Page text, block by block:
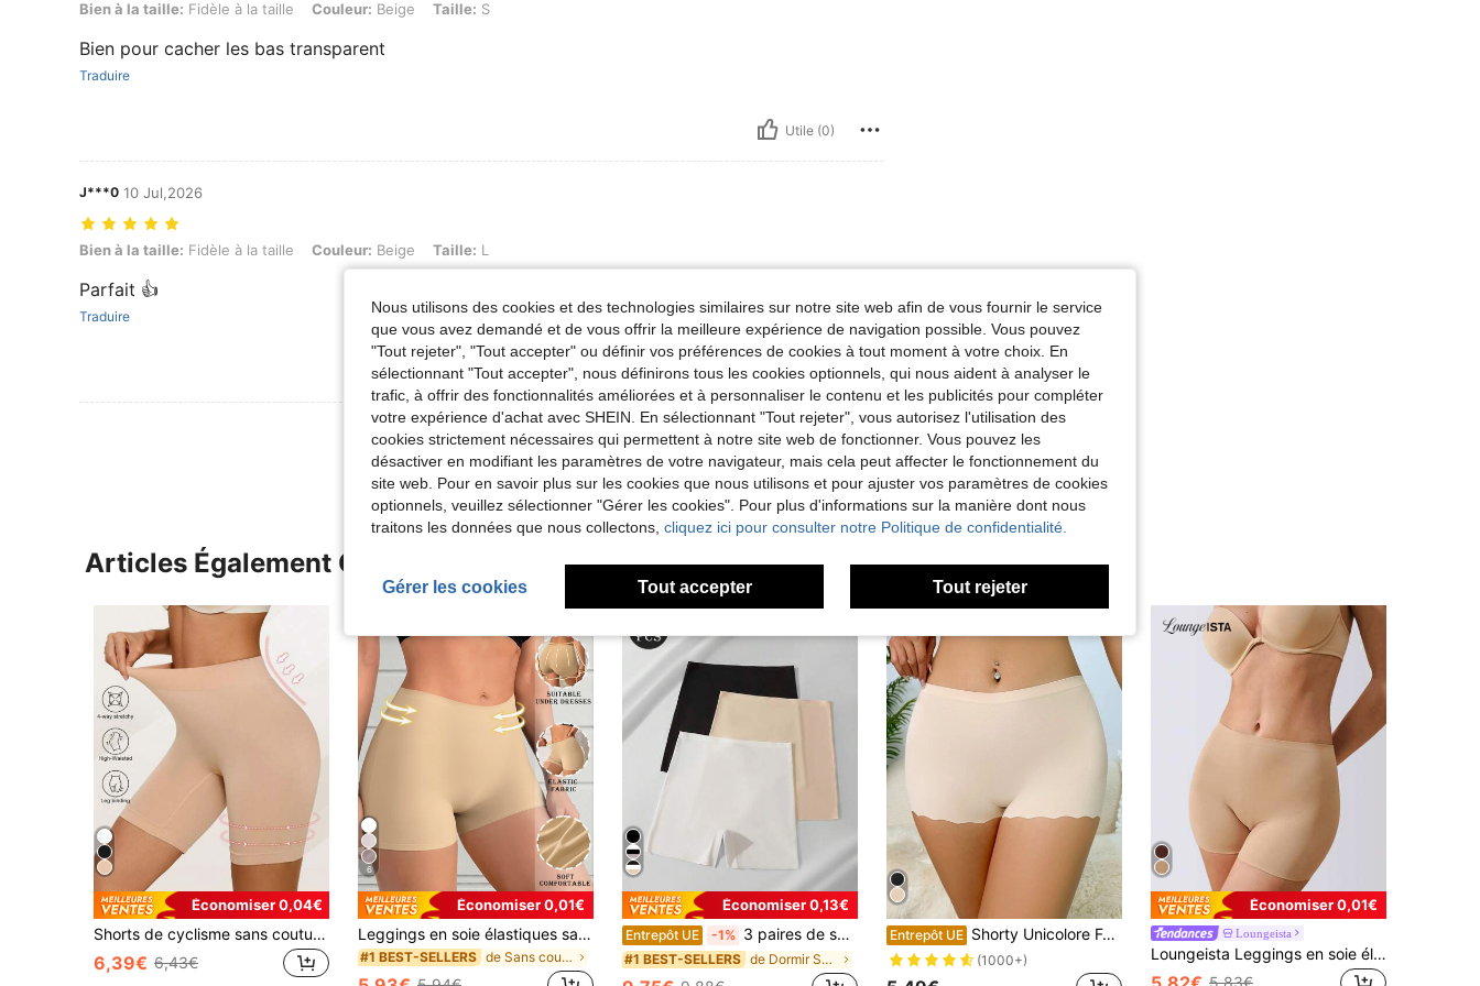
Bien à la taille: Fidèle à la taille, Couleur: Beige, Taille: S
Bien à la taille: Fidèle à la taille Couleur: Beige Taille: S
Bien pour cacher les bas transparent
Traduire
Utile (0)
J***0 10 Jul,2026
Bien à la taille: Fidèle à la taille, Couleur: Beige, Taille: L
Bien à la taille: Fidèle à la taille Couleur: Beige Taille: L
Parfait 👍
Traduire
Utile (0)
Voir Plus D'avis
Articles Également Consultés
Économiser 0,04€
Shorts de cyclisme sans couture à taille mi-haute avec contrôle du ventre pour fille, longueur genou, anti-frottement, confort toute la journée
6,39€ 6,43€
6
Économiser 0,01€
Leggings en soie élastiques sans couture pour femmes, sous-vêtements sans glissement confortables sans couture pour femmes, culottes pour femmes
#1 BEST-SELLERS de Sans couture Shortys pour femmes
Économiser 0,13€
Entrepôt UE -1% 3 paires de shorts en soie simples et unicolore pour femmes, empêchant les flashs, avec bord anti-roulement, taille haute, sans couture et confortables, confort toute la journée
#1 BEST-SELLERS de Dormir Shortys pour femmes
Entrepôt UE Shorty Unicolore Festonné
(1000+)
Économiser 0,01€
Loungeista
Loungeista Leggings en soie élastiques sans couture pour femmes, sous-vêtements sans glissement confortables sans couture pour femmes, culottes pour femmes
5,83€
Nous utilisons des cookies et des technologies similaires sur notre site web afin de vous fournir le service
que vous avez demandé et de vous offrir la meilleure expérience de navigation possible. Vous pouvez
"Tout rejeter", "Tout accepter" ou définir vos préférences de cookies à tout moment à votre choix. En
sélectionnant "Tout accepter", nous définirons tous les cookies optionnels, qui nous aident à analyser le
trafic, à offrir des fonctionnalités améliorées et à personnaliser le contenu et les publicités pour compléter
votre expérience d'achat avec SHEIN. En sélectionnant "Tout rejeter", vous autorisez l'utilisation des
cookies strictement nécessaires qui permettent à notre site web de fonctionner. Vous pouvez les
désactiver en modifiant les paramètres de votre navigateur, mais cela peut affecter le fonctionnement du
site web. Pour en savoir plus sur les cookies que nous utilisons et pour ajuster vos paramètres de cookies
optionnels, veuillez sélectionner "Gérer les cookies". Pour plus d'informations sur la manière dont nous
traitons les données que nous collectons, cliquez ici pour consulter notre Politique de confidentialité.
Gérer les cookies Tout accepter Tout rejeter